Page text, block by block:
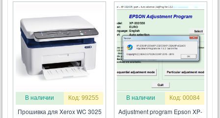
В наличии Код: 99255
Прошивка для Xerox WC 3025
В наличии Код: 00084
Adjustment program Epson XP-